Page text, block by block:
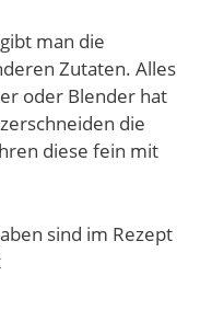
man die
Zutaten. Alles
oder Blender hat
die
diese fein mit
sind im Rezept